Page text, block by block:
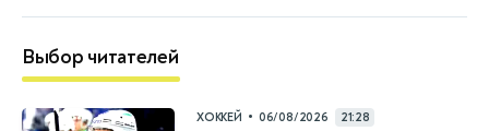
Выбор читателей
ХОККЕЙ • 06/08/2026 21:28